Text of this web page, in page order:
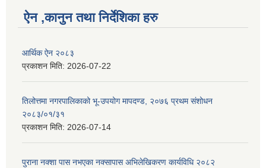
ऐन ,कानुन तथा निर्देशिका हरु
आर्थिक ऐन २०८३
प्रकाशन मिति: 2026-07-22
तिलोत्तमा नगरपालिकाको भू-उपयोग मापदण्ड, २०७६ प्रथम संशोधन
२०८३/०१/३१
प्रकाशन मिति: 2026-07-14
पुराना नक्शा पास नभएका नक्सापास अभिलेखिकरण कार्यविधि २०८२